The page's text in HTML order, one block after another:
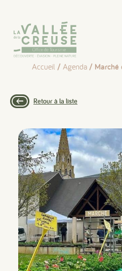
Accueil / Agenda/ Marché
Retour à la liste